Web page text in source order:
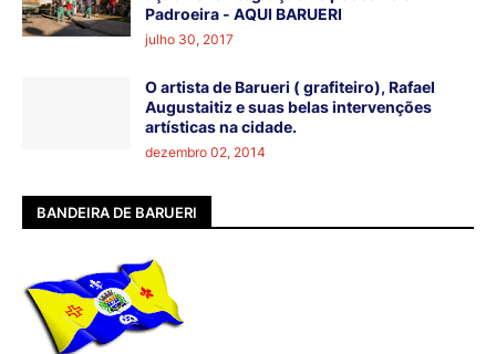
Padroeira - AQUI BARUERI
julho 30, 2017
O artista de Barueri ( grafiteiro), Rafael
Augustaitiz e suas belas intervenções
artísticas na cidade.
dezembro 02, 2014
BANDEIRA DE BARUERI